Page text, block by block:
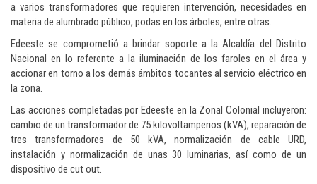
a varios transformadores que requieren intervención, necesidades en
materia de alumbrado público, podas en los árboles, entre otras.
Edeeste se comprometió a brindar soporte a la Alcaldía del Distrito
Nacional en lo referente a la iluminación de los faroles en el área y
accionar en torno a los demás ámbitos tocantes al servicio eléctrico en
la zona.
Las acciones completadas por Edeeste en la Zonal Colonial incluyeron:
cambio de un transformador de 75 kilovoltamperios (kVA), reparación de
tres transformadores de 50 kVA, normalización de cable URD,
instalación y normalización de unas 30 luminarias, así como de un
dispositivo de cut out.